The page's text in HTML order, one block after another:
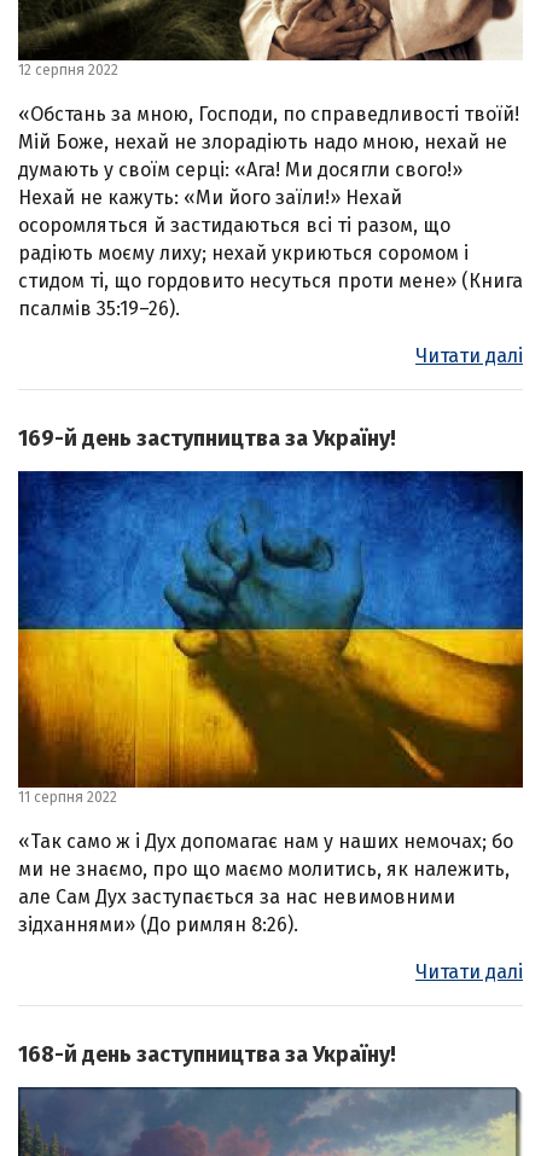
12 серпня 2022
«Обстань за мною, Господи, по справедливості твоїй!
Мій Боже, нехай не злорадіють надо мною, нехай не
думають у своїм серці: «Ага! Ми досягли свого!»
Нехай не кажуть: «Ми його заїли!» Нехай
осоромляться й застидаються всі ті разом, що
радіють моєму лиху; нехай укриються соромом і
стидом ті, що гордовито несуться проти мене» (Книга
псалмів 35:19–26).
Читати далі
169-й день заступництва за Україну!
11 серпня 2022
«Так само ж і Дух допомагає нам у наших немочах; бо
ми не знаємо, про що маємо молитись, як належить,
але Сам Дух заступається за нас невимовними
зідханнями» (До римлян 8:26).
Читати далі
168-й день заступництва за Україну!